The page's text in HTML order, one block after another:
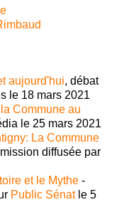
aujourd'hui, débat
le 18 mars 2021
Commune au
le 25 mars 2021
La Commune
diffusée par
et le Mythe -
Public Sénatle 5